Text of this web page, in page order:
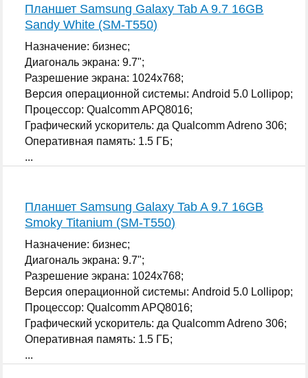
Планшет Samsung Galaxy Tab A 9.7 16GB
Sandy White (SM-T550)
Назначение: бизнес;
Диагональ экрана: 9.7";
Разрешение экрана: 1024x768;
Версия операционной системы: Android 5.0 Lollipop;
Процессор: Qualcomm APQ8016;
Графический ускоритель: да Qualcomm Adreno 306;
Оперативная память: 1.5 ГБ;
...
Планшет Samsung Galaxy Tab A 9.7 16GB
Smoky Titanium (SM-T550)
Назначение: бизнес;
Диагональ экрана: 9.7";
Разрешение экрана: 1024x768;
Версия операционной системы: Android 5.0 Lollipop;
Процессор: Qualcomm APQ8016;
Графический ускоритель: да Qualcomm Adreno 306;
Оперативная память: 1.5 ГБ;
...